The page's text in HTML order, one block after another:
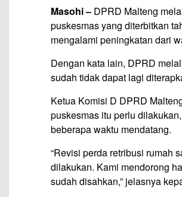
Masohi – DPRD Malteng
puskesmas yang diterbitkan
mengalami peningkatan dari
Dengan kata lain, DPRD
sudah tidak dapat lagi
Ketua Komisi D DPRD
puskesmas itu perlu
beberapa waktu mendatang.
“Revisi perda retribusi rumah
dilakukan. Kami mendorong
sudah disahkan,” jelasnya